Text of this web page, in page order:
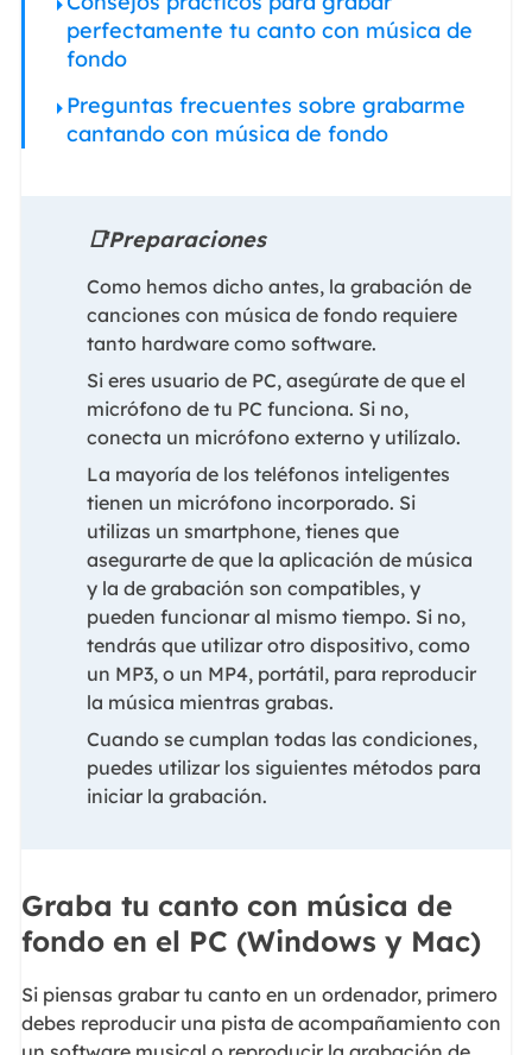
perfectamente tu canto con música de
fondo
Preguntas frecuentes sobre grabarme
cantando con música de fondo
📑Preparaciones
Como hemos dicho antes, la grabación de
canciones con música de fondo requiere
tanto hardware como software.
Si eres usuario de PC, asegúrate de que el
micrófono de tu PC funciona. Si no,
conecta un micrófono externo y utilízalo.
La mayoría de los teléfonos inteligentes
tienen un micrófono incorporado. Si
utilizas un smartphone, tienes que
asegurarte de que la aplicación de música
y la de grabación son compatibles, y
pueden funcionar al mismo tiempo. Si no,
tendrás que utilizar otro dispositivo, como
un MP3, o un MP4, portátil, para reproducir
la música mientras grabas.
Cuando se cumplan todas las condiciones,
puedes utilizar los siguientes métodos para
iniciar la grabación.
Graba tu canto con música de
fondo en el PC (Windows y Mac)
Si piensas grabar tu canto en un ordenador, primero
debes reproducir una pista de acompañamiento con